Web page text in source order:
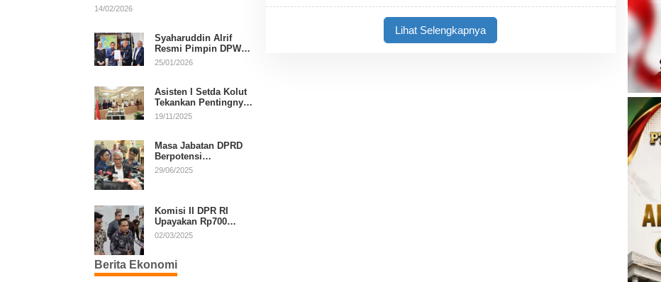
Kursi per Dapil
14/02/2026
Syaharuddin Alrif
Resmi Pimpin DPW
NasDem Sulsel
25/01/2026
Asisten I Setda Kolut
Tekankan Pentingnya
Pendidikan Politik
19/11/2025
Masa Jabatan DPRD
Berpotensi
Diperpanjang, Aria
29/06/2025
Komisi II DPR RI
Upayakan Rp700
Miliar dari APBN
Putusan MK
02/03/2025
Berita Ekonomi
E
T
Lihat Selengkapnya